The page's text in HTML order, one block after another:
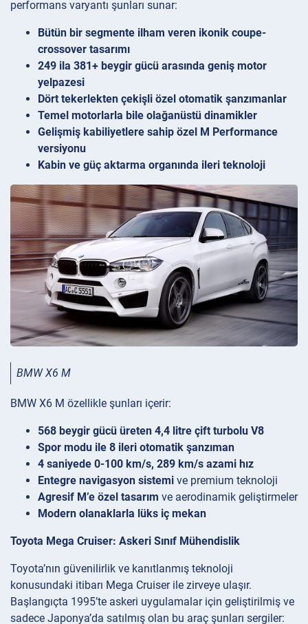
performans varyantı şunları sunar:
Bütün bir segmente ilham veren ikonik coupe-
crossover tasarımı
249 ila 381+ beygir gücü arasında geniş motor
yelpazesi
Dört tekerlekten çekişli özel otomatik şanzımanlar
Temel motorlarla bile olağanüstü dinamikler
Gelişmiş kabiliyetlere sahip özel M Performance
versiyonu
Kabin ve güç aktarma organında ileri teknoloji
BMW X6 M
BMW X6 M özellikle şunları içerir:
568 beygir gücü üreten 4,4 litre çift turbolu V8
Spor modu ile 8 ileri otomatik şanzıman
4 saniyede 0-100 km/s, 289 km/s azami hız
Entegre navigasyon sistemi ve premium teknoloji
Agresif M’e özel tasarım ve aerodinamik geliştirmeler
Modern olanaklarla lüks iç mekan
Toyota Mega Cruiser: Askeri Sınıf Mühendislik
Toyota’nın güvenilirlik ve kanıtlanmış teknoloji
konusundaki itibarı Mega Cruiser ile zirveye ulaşır.
Başlangıçta 1995’te askeri uygulamalar için geliştirilmiş ve
sadece Japonya’da satılmış olan bu araç şunları sergiler: